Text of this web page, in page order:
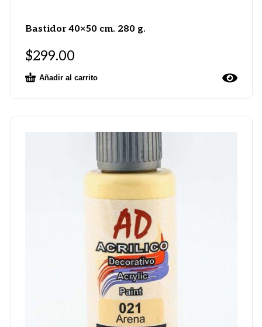
Bastidor 40×50 cm. 280 g.
$299.00
Añadir al carrito